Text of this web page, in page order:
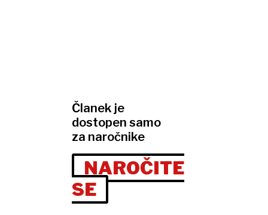
Članek je
dostopen samo
za naročnike
NAROČITE
SE